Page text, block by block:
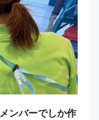
ンバーでしか作